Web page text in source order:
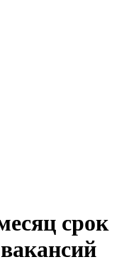
срок